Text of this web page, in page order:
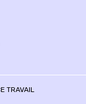
TRAVAIL